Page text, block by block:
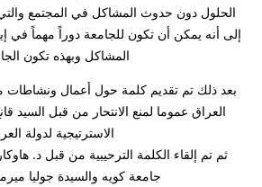
الحلول دون حدوث المشاكل في المجتمع والتي
إلى أنه يمكن أن تكون للجامعة دوراً مهماً في
المشاكل وبهذه تكون
بعد ذلك تم تقديم كلمة حول أعمال ونشاطات
العراق عموما لمنع الانتحار من قبل السيد
الاسترتیجیة لدولة
ثم تم إلقاء الكلمة الترحيبية من قبل د.
جامعة کویە والسيدة جوليا